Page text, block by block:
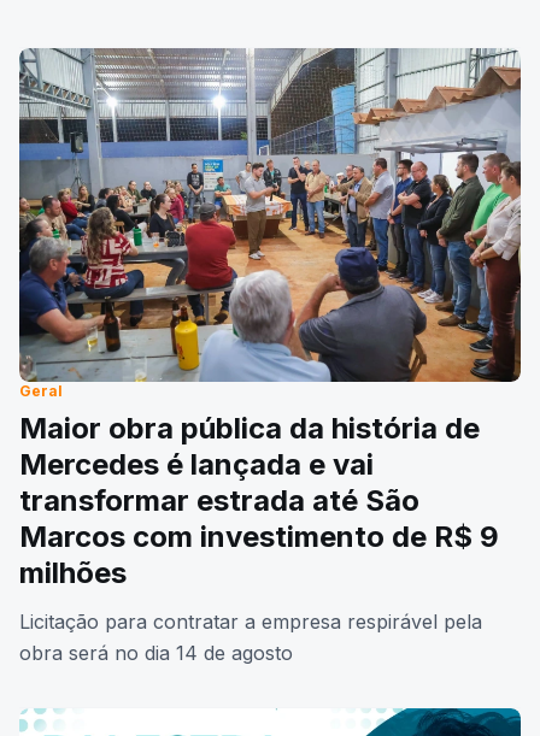
Geral
Maior obra pública da história de
Mercedes é lançada e vai
transformar estrada até São
Marcos com investimento de R$ 9
milhões
Licitação para contratar a empresa respirável pela
obra será no dia 14 de agosto